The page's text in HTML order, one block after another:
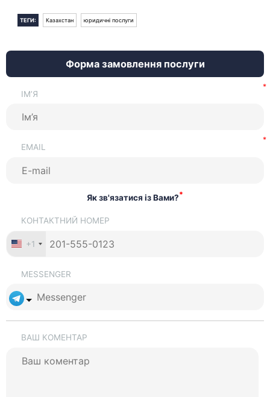
ТЕГИ: Казахстан юридичні послуги
Форма замовлення послуги
ІМ’Я
EMAIL
Як зв'язатися із Вами?*
КОНТАКТНИЙ НОМЕР
+1
MESSENGER
ВАШ КОМЕНТАР